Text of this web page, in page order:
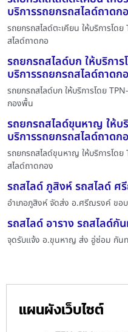
บริการรถยกรถสไลด์ถาดก
รถยกรถสไลด์ตะเคียน ให้บริการโ
สไลด์ถาดกอ
รถยกรถสไลด์บก ให้บริกา
บริการรถยกรถสไลด์ถาดก
รถยกรถสไลด์บก ให้บริการโดย
กองพื้น
รถยกรถสไลด์ขุนหาญ ให้บ
บริการรถยกรถสไลด์ถาดก
รถยกรถสไลด์ขุนหาญ ให้บริการโด
สไลด์ถาดกอง
รถสไลด์ ภูสิงห์ รถสไลด์ ศ
อำเภอภูสิงห์ จัดส่ง อ.ศรีฌรงค์ ขอ
รถสไลด์ อาราง รถสไลด์กั
จุดรับแจ้ง อ.ขุนหาญ ส่ง อู่ซ่อม กัน
แผนผังเว็บไซต์